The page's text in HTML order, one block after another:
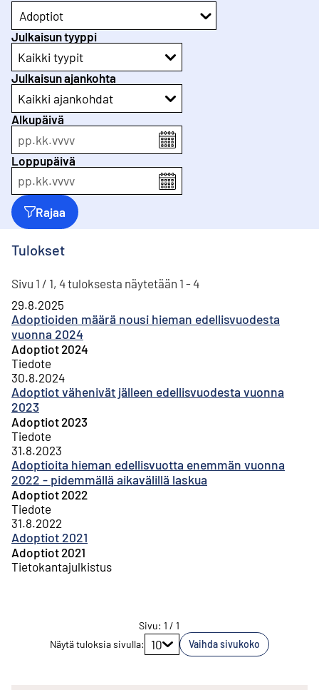
Adoptiot
Julkaisun tyyppi
Kaikki tyypit
Julkaisun ajankohta
Kaikki ajankohdat
Alkupäivä
pp.kk.vvvv
Loppupäivä
pp.kk.vvvv
Rajaa
Tulokset
Sivu 1 / 1, 4 tuloksesta näytetään 1 - 4
Adoptioiden määrä nousi hieman edellisvuodesta
vuonna 2024
29.8.2025
Adoptiot 2024
Tiedote
Adoptiot vähenivät jälleen edellisvuodesta vuonna
2023
30.8.2024
Adoptiot 2023
Tiedote
Adoptioita hieman edellisvuotta enemmän vuonna
2022 - pidemmällä aikavälillä laskua
31.8.2023
Adoptiot 2022
Tiedote
Adoptiot 2021
31.8.2022
Adoptiot 2021
Tietokantajulkistus
Siirry sivulle
Sivu: 1 /1
Näytä tuloksia sivulla: 10 Vaihda sivukoko